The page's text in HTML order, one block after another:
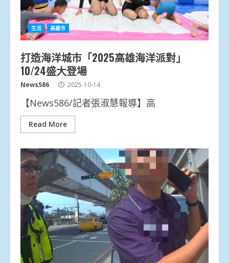
生活 高雄市
打造海洋城市「2025高雄海洋派對」
10/24盛大登場
News586 2025-10-14
【News586/記者張淑慧報導】高
Read More